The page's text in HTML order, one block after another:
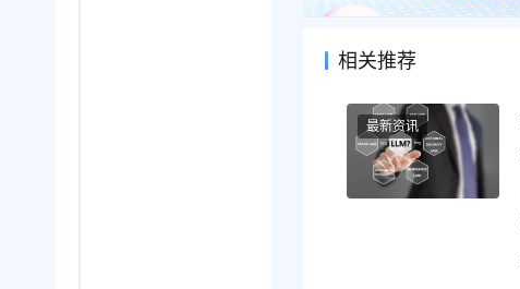
相关推荐
最新资讯